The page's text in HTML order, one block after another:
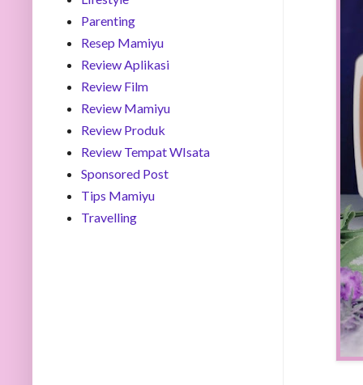
Parenting
Resep Mamiyu
Review Aplikasi
Review Film
Review Mamiyu
Review Produk
Review Tempat WIsata
Sponsored Post
Tips Mamiyu
Travelling